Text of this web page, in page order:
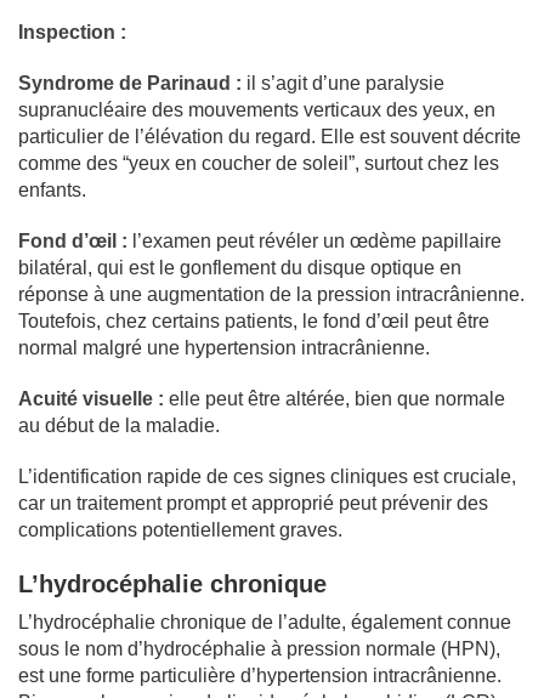
Inspection :
Syndrome de Parinaud : il s’agit d’une paralysie
supranucléaire des mouvements verticaux des yeux, en
particulier de l’élévation du regard. Elle est souvent décrite
comme des “yeux en coucher de soleil”, surtout chez les
enfants.
Fond d’œil : l’examen peut révéler un œdème papillaire
bilatéral, qui est le gonflement du disque optique en
réponse à une augmentation de la pression intracrânienne.
Toutefois, chez certains patients, le fond d’œil peut être
normal malgré une hypertension intracrânienne.
Acuité visuelle : elle peut être altérée, bien que normale
au début de la maladie.
L’identification rapide de ces signes cliniques est cruciale,
car un traitement prompt et approprié peut prévenir des
complications potentiellement graves.
L’hydrocéphalie chronique
L’hydrocéphalie chronique de l’adulte, également connue
sous le nom d’hydrocéphalie à pression normale (HPN),
est une forme particulière d’hypertension intracrânienne.